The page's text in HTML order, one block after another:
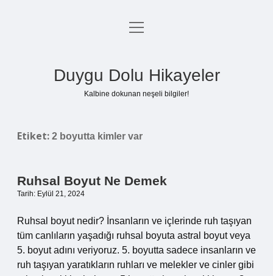
Anasayfa
menüyü
Duygu Dolu Hikayeler
Kalbine dokunan neşeli bilgiler!
Etiket: 2 boyutta kimler var
Ruhsal Boyut Ne Demek
Tarih: Eylül 21, 2024
Ruhsal boyut nedir? İnsanların ve içlerinde ruh taşıyan
tüm canlıların yaşadığı ruhsal boyuta astral boyut veya
5. boyut adını veriyoruz. 5. boyutta sadece insanların ve
ruh taşıyan yaratıkların ruhları ve melekler ve cinler gibi